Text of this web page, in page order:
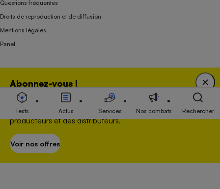
Abonnez-vous !
Bénéficiez d'une expertise unique tout en soutenant
une association 100 % indépendante de l'Etat, des
producteurs et des distributeurs.
Voir nos offres
Questions fréquentes
Droits de reproduction et de diffusion
Mentions légales
Panel
Association indépendante de l’État, des syndicats, des producteurs et des
distributeurs depuis 1951.
Tests Actus Services Nos combats Rechercher